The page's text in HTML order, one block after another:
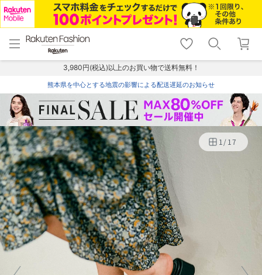
menu home
トップ
shopping_cart lock_outline
ログイン
3,980円(税込)以上のお買い物で送料無料！
熊本県を中心とする地震の影響による配送遅延のお知らせ
1/17